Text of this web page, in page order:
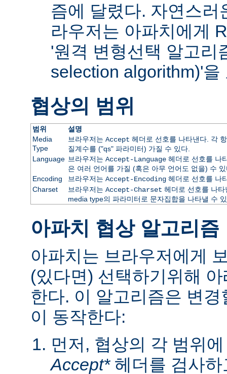
즘에 달렸다. 자연스러
라우저는 아파치에게
'원격 변형선택 알고리
selection algorithm)'을
협상의 범위
범위
설명
Media
Type
브라우저는 Accept 헤더로 선호를 나타낸다. 각
질계수를 ("qs" 파라미터) 가질 수 있다.
Language 브라우저는 Accept-Language헤더로 선호를 나
은 여러 언어를 가질 (혹은 아무 언어도 없을) 수
Encoding
브라우저는 Accept-Encoding헤더로 선호를 나
Charset
브라우저는 Accept-Charset 헤더로 선호를 나
media type의 파라미터로 문자집합을 나타낼 수
아파치 협상 알고리즘
아파치는 브라우저에게
(있다면) 선택하기위해
한다. 이 알고리즘은 변
이 동작한다:
먼저, 협상의 각 범위
Accept*헤더를 검사하